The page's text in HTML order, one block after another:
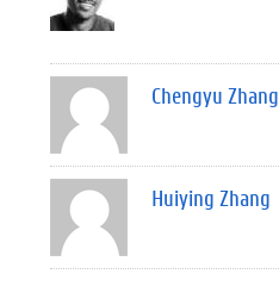
Chengyu Zhang
Huiying Zhang